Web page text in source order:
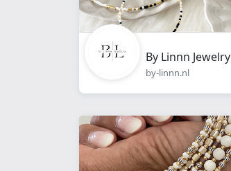
By Linnn Jewelry
by-linnn.nl